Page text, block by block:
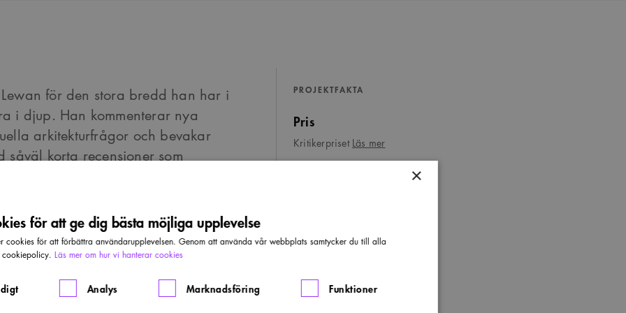
för den stora bredd han har i
i djup. Han kommenterar nya
arkitekturfrågor och bevakar
såväl korta recensioner som
i svensk arkitekturdebatt där
med insiktsfulla och självständiga
nämnas Sven-Ivar Lind, Leif Reinius
PROJEKTFAKTA
Pris
Kritikerpriset Läs merom
×
för att ge dig bästa möjliga upplevelse
cookies för att förbättra användarupplevelsen. Genom att använda vår webbplats samtycker du till alla
Läs mer om hur vi hanterar cookies
Analys Marknadsföring Funktioner